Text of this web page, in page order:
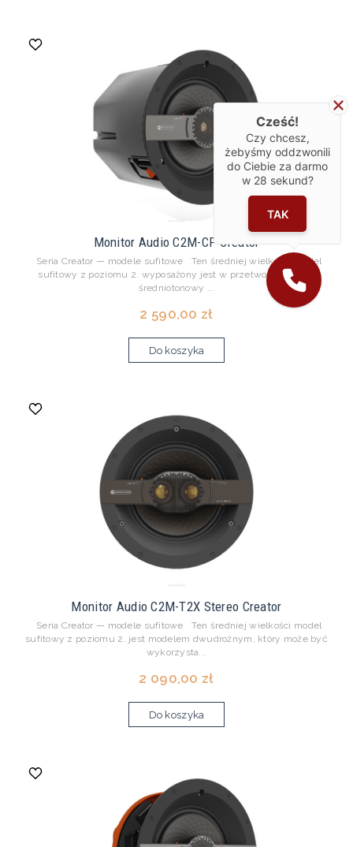
Monitor Audio C2M-CP Creator
Seria Creator — modele sufitowe Ten średniej wielkości model
sufitowy z poziomu 2. wyposażony jest w przetwornik nisko-
średniotonowy ...
2 590,00 zł
Do koszyka
Monitor Audio C2M-T2X Stereo Creator
Seria Creator — modele sufitowe Ten średniej wielkości model
sufitowy z poziomu 2. jest modelem dwudrożnym, który może być
wykorzysta...
2 090,00 zł
Do koszyka
Cześć!
Czy chcesz,
żebyśmy oddzwonili
do Ciebie za darmo
w 28 sekund?
TAK